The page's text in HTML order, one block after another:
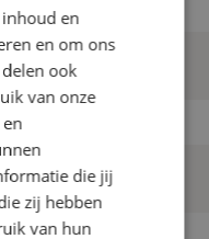
SM, LC/PC-LC/PC,
en
en om ons
ook
van onze
die jij
zij hebben
van hun